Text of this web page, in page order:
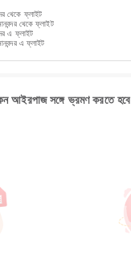
থেকে ফ্লাইট
থেকে ফ্লাইট
এ ফ্লাইট
এ ফ্লাইট
আইরপাজ সঙ্গে ভ্রমণ করতে হবে